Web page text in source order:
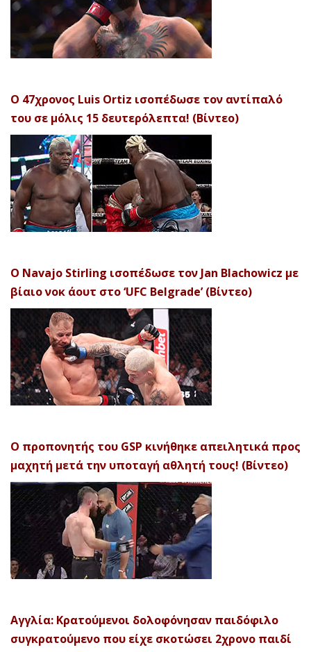
Ο 47χρονος Luis Ortiz ισοπέδωσε τον αντίπαλό
του σε μόλις 15 δευτερόλεπτα! (Βίντεο)
Ο Navajo Stirling ισοπέδωσε τον Jan Blachowicz με
βίαιο νοκ άουτ στο ‘UFC Belgrade’ (Βίντεο)
Ο προπονητής του GSP κινήθηκε απειλητικά προς
μαχητή μετά την υποταγή αθλητή τους! (Βίντεο)
Αγγλία: Κρατούμενοι δολοφόνησαν παιδόφιλο
συγκρατούμενο που είχε σκοτώσει 2χρονο παιδί